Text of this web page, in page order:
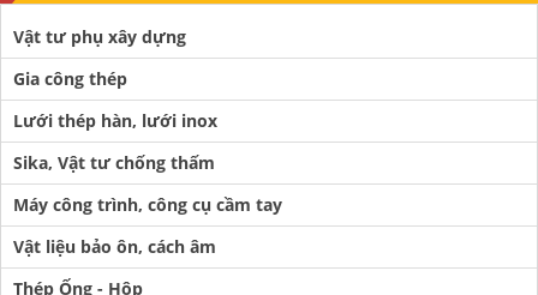
Vật tư phụ xây dựng
Gia công thép
Lưới thép hàn, lưới inox
Sika, Vật tư chống thấm
Máy công trình, công cụ cầm tay
Vật liệu bảo ôn, cách âm
Thép Ống - Hộp